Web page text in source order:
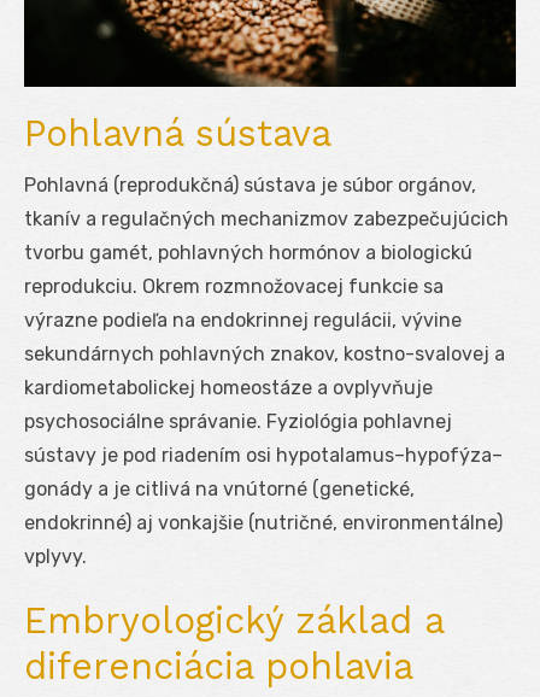
Pohlavná sústava
Pohlavná (reprodukčná) sústava je súbor orgánov,
tkanív a regulačných mechanizmov zabezpečujúcich
tvorbu gamét, pohlavných hormónov a biologickú
reprodukciu. Okrem rozmnožovacej funkcie sa
výrazne podieľa na endokrinnej regulácii, vývine
sekundárnych pohlavných znakov, kostno-svalovej a
kardiometabolickej homeostáze a ovplyvňuje
psychosociálne správanie. Fyziológia pohlavnej
sústavy je pod riadením osi hypotalamus–hypofýza–
gonády a je citlivá na vnútorné (genetické,
endokrinné) aj vonkajšie (nutričné, environmentálne)
vplyvy.
Embryologický základ a
diferenciácia pohlavia